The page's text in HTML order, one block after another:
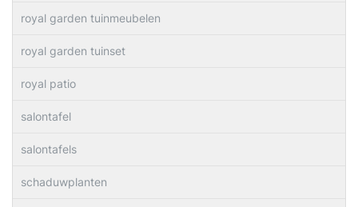
royal garden tuinmeubelen
royal garden tuinset
royal patio
salontafel
salontafels
schaduwplanten